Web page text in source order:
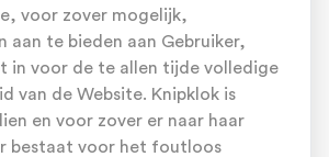
voor zover mogelijk,
aan te bieden aan Gebruiker,
in voor de te allen tijde volledige
van de Website. Knipklok is
en voor zover er naar haar
bestaat voor het foutloos